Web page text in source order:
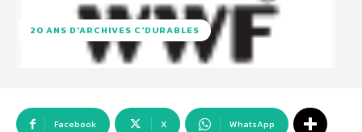
20 ANS D'ARCHIVES C'DURABLES
Facebook X WhatsApp